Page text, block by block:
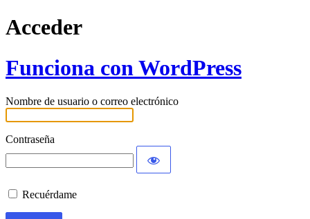
Acceder
Funciona con WordPress
Nombre de usuario o correo electrónico
Contraseña
Recuérdame